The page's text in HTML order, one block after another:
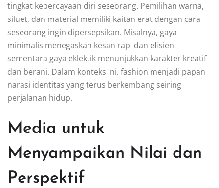
tingkat kepercayaan diri seseorang. Pemilihan warna,
siluet, dan material memiliki kaitan erat dengan cara
seseorang ingin dipersepsikan. Misalnya, gaya
minimalis menegaskan kesan rapi dan efisien,
sementara gaya eklektik menunjukkan karakter kreatif
dan berani. Dalam konteks ini, fashion menjadi papan
narasi identitas yang terus berkembang seiring
perjalanan hidup.
Media untuk
Menyampaikan Nilai dan
Perspektif